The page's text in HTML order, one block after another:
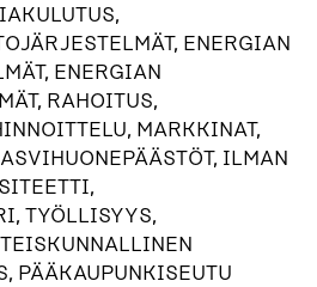
ENERGIAN
ENERGIAN
RAHOITUS,
MARKKINAT,
ILMAN
TYÖLLISYYS,
PÄÄKAUPUNKISEUTU